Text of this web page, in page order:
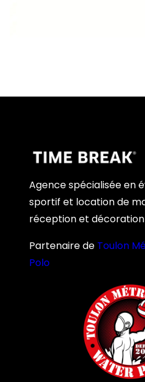
Agence spécialisée en
sportif et location de
réception et décoration
Partenaire de Toulon
Polo